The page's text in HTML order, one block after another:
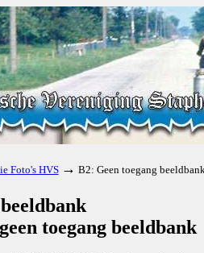
Foto's HVS → B2: Geen toegang
toegang beeldbank